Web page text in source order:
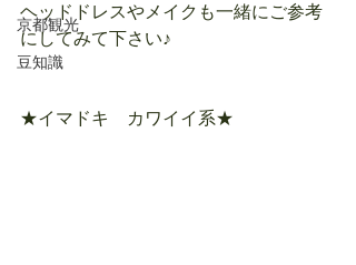
京都観光
豆知識
ヘッドドレスやメイクも一緒にご参考
にしてみて下さい♪
★イマドキ　カワイイ系★